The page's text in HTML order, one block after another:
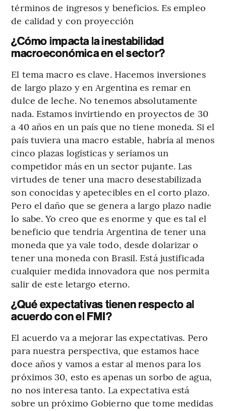
términos de ingresos y beneficios. Es empleo
de calidad y con proyección
¿Cómo impacta la inestabilidad
macroeconómica en el sector?
El tema macro es clave. Hacemos inversiones
de largo plazo y en Argentina es remar en
dulce de leche. No tenemos absolutamente
nada. Estamos invirtiendo en proyectos de 30
a 40 años en un país que no tiene moneda. Si el
país tuviera una macro estable, habría al menos
cinco plazas logísticas y seríamos un
competidor más en un sector pujante. Las
virtudes de tener una macro desestabilizada
son conocidas y apetecibles en el corto plazo.
Pero el daño que se genera a largo plazo nadie
lo sabe. Yo creo que es enorme y que es tal el
beneficio que tendría Argentina de tener una
moneda que ya vale todo, desde dolarizar o
tener una moneda con Brasil. Está justificada
cualquier medida innovadora que nos permita
salir de este letargo eterno.
¿Qué expectativas tienen respecto al
acuerdo con el FMI?
El acuerdo va a mejorar las expectativas. Pero
para nuestra perspectiva, que estamos hace
doce años y vamos a estar al menos para los
próximos 30, esto es apenas un sorbo de agua,
no nos interesa tanto. La expectativa está
sobre un próximo Gobierno que tome medidas